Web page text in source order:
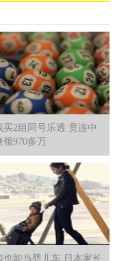
买2组同号乐透 竟连中
领970多万
也能当婴儿车 日本家长